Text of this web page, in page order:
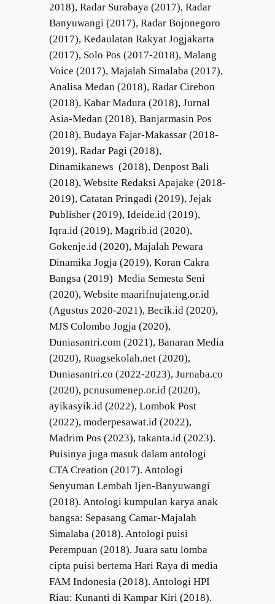
2018), Radar Surabaya (2017), Radar
Banyuwangi (2017), Radar Bojonegoro
(2017), Kedaulatan Rakyat Jogjakarta
(2017), Solo Pos (2017-2018), Malang
Voice (2017), Majalah Simalaba (2017),
Analisa Medan (2018), Radar Cirebon
(2018), Kabar Madura (2018), Jurnal
Asia-Medan (2018), Banjarmasin Pos
(2018), Budaya Fajar-Makassar (2018-
2019), Radar Pagi (2018),
Dinamikanews (2018), Denpost Bali
(2018), Website Redaksi Apajake (2018-
2019), Catatan Pringadi (2019), Jejak
Publisher (2019), Ideide.id (2019),
Iqra.id (2019), Magrib.id (2020),
Gokenje.id (2020), Majalah Pewara
Dinamika Jogja (2019), Koran Cakra
Bangsa (2019) Media Semesta Seni
(2020), Website maarifnujateng.or.id
(Agustus 2020-2021), Becik.id (2020),
MJS Colombo Jogja (2020),
Duniasantri.com (2021), Banaran Media
(2020), Ruagsekolah.net (2020),
Duniasantri.co (2022-2023), Jurnaba.co
(2020), pcnusumenep.or.id (2020),
ayikasyik.id (2022), Lombok Post
(2022), moderpesawat.id (2022),
Madrim Pos (2023), takanta.id (2023).
Puisinya juga masuk dalam antologi
CTA Creation (2017). Antologi
Senyuman Lembah Ijen-Banyuwangi
(2018). Antologi kumpulan karya anak
bangsa: Sepasang Camar-Majalah
Simalaba (2018). Antologi puisi
Perempuan (2018). Juara satu lomba
cipta puisi bertema Hari Raya di media
FAM Indonesia (2018). Antologi HPI
Riau: Kunanti di Kampar Kiri (2018).